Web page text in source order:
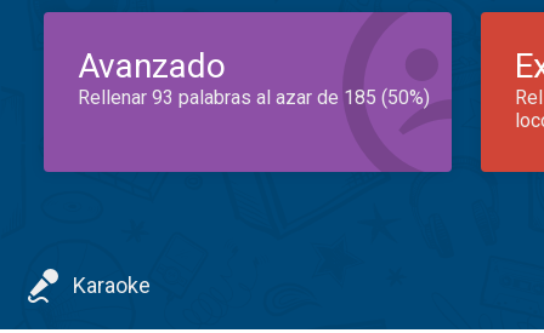
Avanzado
Rellenar 93 palabras al azar de 185 (50%)
Karaoke